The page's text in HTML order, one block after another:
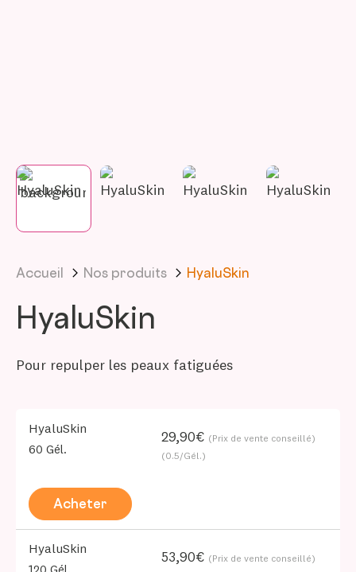
Accueil Nos produits HyaluSkin
HyaluSkin
Pour repulper les peaux fatiguées
HyaluSkin
60 Gél.
29,90€ (Prix de vente conseillé)
(0.5/Gél.)
Acheter
HyaluSkin 53,90€ (Prix de vente conseillé)